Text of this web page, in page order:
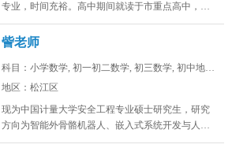
专业，时间充裕。高中期间就读于市重点高中，总
分常年保持在年极段A+水平，数学...
訾老师
科目：小学数学, 初一初二数学, 初三数学, 初中地理...
地区：松江区
现为中国计量大学安全工程专业硕士研究生，研究
方向为智能外骨骼机器人、嵌入式系统开发与人工
智能算法。目前在卧龙电驱中央研究...